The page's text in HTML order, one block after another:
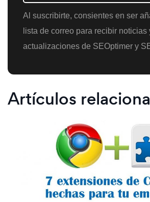
Al suscribirte, consientes en ser
lista de correo para recibir noticias
actualizaciones de SEOptimer y
Artículos